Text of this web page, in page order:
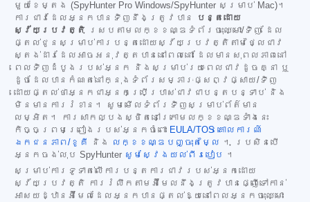
មួយខែម្តង (SpyHunter Pro Windows/SpyHunter សម្រាប់ Mac)។
ការជាវដែលអ្នកបានទិញនឹងត្រូវបាន
បន្តដោយ
ស្វ័យប្រវត្តិ ស្របតាមលក្ខខណ្ឌទំព័រចុះឈ្មោះ/ទិញ ដែល
ផ្តល់ជូនសម្រាប់ការបន្តដោយស្វ័យប្រវត្តិតាមថ្លៃជាវ
ស្តង់ដារដែលអាចអនុវត្តបាននៅពេលនោះ ដែលមានសុពលភាពនៅ
ពេលទិញដំបូងរបស់អ្នក និងសម្រាប់រយៈពេលជាវដូចគ្នា ឬ
ដូចដែលបានកំណត់នៅក្នុងទំព័រសម្ភារៈផ្សព្វផ្សាយ/ទិញ
ដោយផ្តល់ថាអ្នកជាអ្នកប្រើប្រាស់ជាវជាបន្តបន្ទាប់ និង
មិនមានការរំខាន។ សូមមើលទំព័រទិញសម្រាប់ព័ត៌មាន
លម្អិត។ ការសាកល្បងស្ថិតនៅក្រោមលក្ខខណ្ឌទាំងនេះ
កិច្ចព្រមព្រៀងរបស់អ្នកចំពោះ EULA/TOS គោលការណ៍
ឯកជនភាព/ខូគី
និង លក្ខខណ្ឌបញ្ចុះតម្លៃ ។ ប្រសិនបើ
អ្នកចង់លុប SpyHunter សូមស្វែងយល់ពីរបៀប ។
សម្រាប់ការទូទាត់លើការបន្តការជាវរបស់អ្នកដោយ
ស្វ័យប្រវត្តិ ការរំលឹកតាមអ៊ីមែលនឹងត្រូវបានផ្ញើទៅកាន់
អាសយដ្ឋានអ៊ីមែលដែលអ្នកបានផ្តល់ឱ្យនៅពេលអ្នកចុះឈ្មោះ